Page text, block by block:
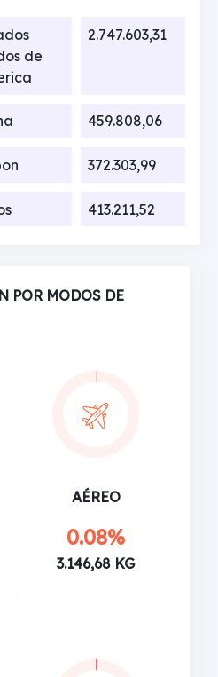
de
2.747.603,31
459.808,06
372.303,99
413.211,52
POR MODOS DE
AÉREO
0.08%
3.146,68 KG